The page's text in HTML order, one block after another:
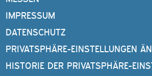
IMPRESSUM
DATENSCHUTZ
PRIVATSPHÄRE-EINSTELLUNGEN
HISTORIE DER PRIVATSPHÄRE-